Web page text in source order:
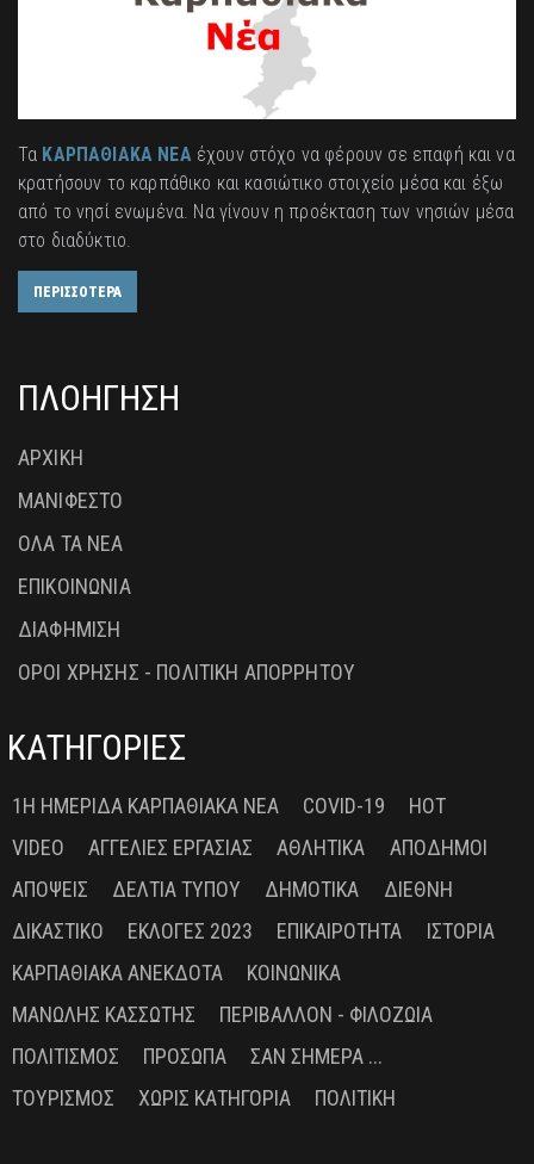
Τα ΚΑΡΠΑΘΙΑΚΑ ΝΕΑέχουν στόχο να φέρουν σε επαφή και να
κρατήσουν το καρπάθικο και κασιώτικο στοιχείο μέσα και έξω
από το νησί ενωμένα. Να γίνουν η προέκταση των νησιών μέσα
στο διαδύκτιο.
ΠΕΡΙΣΣΟΤΕΡΑ
ΠΛΟΗΓΗΣΗ
ΑΡΧΙΚΗ
ΜΑΝΙΦΕΣΤΟ
ΟΛΑ ΤΑ ΝΕΑ
ΕΠΙΚΟΙΝΩΝΙΑ
ΔΙΑΦΗΜΙΣΗ
ΟΡΟΙ ΧΡΗΣΗΣ - ΠΟΛΙΤΙΚΗ ΑΠΟΡΡΗΤΟΥ
ΚΑΤΗΓΟΡΙΕΣ
1Η ΗΜΕΡΊΔΑ ΚΑΡΠΑΘΙΑΚΆ ΝΈΑ COVID-19
HOT
VIDEO
ΑΓΓΕΛΊΕΣ ΕΡΓΑΣΊΑΣ ΑΘΛΗΤΙΚΆ
ΑΠΌΔΗΜΟΙ
ΑΠΌΨΕΙΣ
ΔΕΛΤΊΑ ΤΎΠΟΥ ΔΗΜΟΤΙΚΆ
ΔΙΕΘΝΉ
ΔΙΚΑΣΤΙΚΌ
ΕΚΛΟΓΈΣ 2023 ΕΠΙΚΑΙΡΌΤΗΤΑ
ΙΣΤΟΡΊΑ
ΚΑΡΠΑΘΙΑΚΆ ΑΝΈΚΔΟΤΑ
ΚΟΙΝΩΝΙΚΆ
ΜΑΝΏΛΗΣ ΚΑΣΣΏΤΗΣ
ΠΕΡΙΒΆΛΛΟΝ - ΦΙΛΟΖΩΊΑ
ΠΟΛΙΤΙΣΜΌΣ
ΠΡΌΣΩΠΑ
ΣΑΝ ΣΉΜΕΡΑ ...
ΤΟΥΡΙΣΜΌΣ
ΧΩΡΊΣ ΚΑΤΗΓΟΡΊΑ ΠΟΛΙΤΙΚΉ